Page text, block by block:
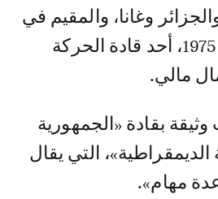
وغانا، والمقيم في
طرابلس منذ عام 1975، أحد قادة الحركة
مالي.
بقادة «الجمهورية
الديمقراطية»، التي يقال
مهام».